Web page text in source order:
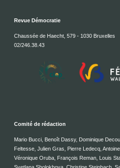
Revue Démocratie
Chaussée de Haecht, 579 - 1030 Bruxelles
02/246.38.43
Comité de rédaction
Mario Bucci, Benoît Dassy, Dominique
Feltesse, Julien Gras, Pierre Ledecq,
Véronique Oruba, François Reman, Louis